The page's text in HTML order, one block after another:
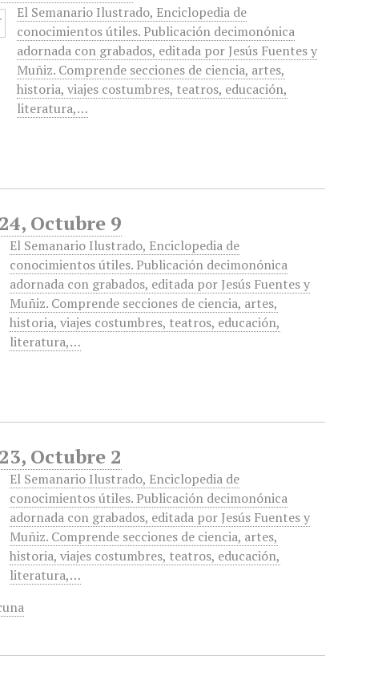
El Semanario Ilustrado, Enciclopedia de
conocimientos útiles. Publicación decimonónica
adornada con grabados, editada por Jesús Fuentes y
Muñiz. Comprende secciones de ciencia, artes,
historia, viajes costumbres, teatros, educación,
literatura,…
Octubre 9
El Semanario Ilustrado, Enciclopedia de
conocimientos útiles. Publicación decimonónica
adornada con grabados, editada por Jesús Fuentes y
Muñiz. Comprende secciones de ciencia, artes,
historia, viajes costumbres, teatros, educación,
literatura,…
Octubre 2
El Semanario Ilustrado, Enciclopedia de
conocimientos útiles. Publicación decimonónica
adornada con grabados, editada por Jesús Fuentes y
Muñiz. Comprende secciones de ciencia, artes,
historia, viajes costumbres, teatros, educación,
literatura,…